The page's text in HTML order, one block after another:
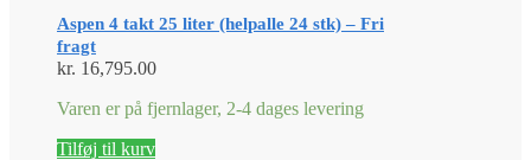
Aspen 4 takt 25 liter (helpalle 24 stk) – Fri
fragt
kr. 16,795.00
Varen er på fjernlager, 2-4 dages levering
Tilføj til kurv